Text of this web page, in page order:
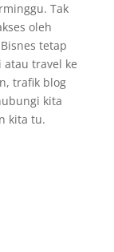
Tak
oleh
tetap
travel ke
trafik blog
kita
kita tu.